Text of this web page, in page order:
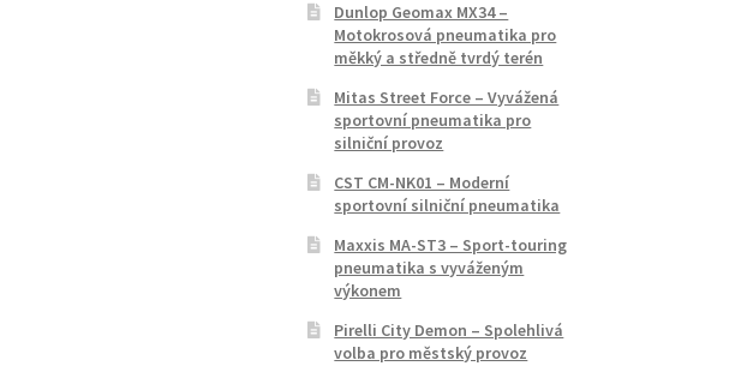
Dunlop Geomax MX34 –
Motokrosová pneumatika pro
měkký a středně tvrdý terén
Mitas Street Force – Vyvážená
sportovní pneumatika pro
silniční provoz
CST CM-NK01 – Moderní
sportovní silniční pneumatika
Maxxis MA-ST3 – Sport-touring
pneumatika s vyváženým
výkonem
Pirelli City Demon – Spolehlivá
volba pro městský provoz